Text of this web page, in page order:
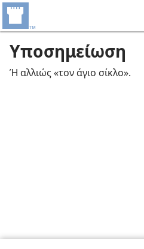
Υποσημείωση
Ή αλλιώς «τον άγιο σίκλο».